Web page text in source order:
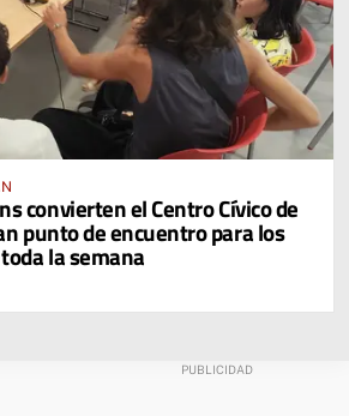
convierten el Centro Cívico de
punto de encuentro para los
la semana